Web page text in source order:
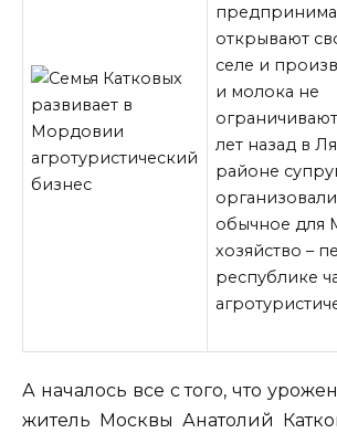
открывают
селе и
и молока не
лет назад в
районе
обычное для
хозяйство –
республике
А началось все с того, что
житель Москвы Анатолий